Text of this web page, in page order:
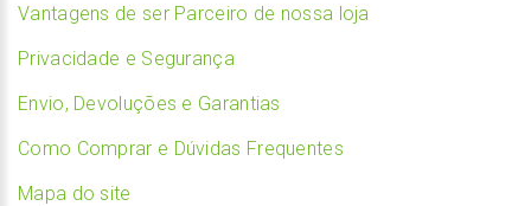
Vantagens de ser Parceiro de nossa loja
Privacidade e Segurança
Envio, Devoluções e Garantias
Como Comprar e Dúvidas Frequentes
Mapa do site